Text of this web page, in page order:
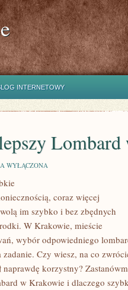
INTERNETOWY
WYŁĄCZONA
coraz więcej
im szybko i bez zbędnych
W Krakowie, mieście
wybór odpowiedniego
Czy wiesz, na co
korzystny?
w Krakowie i dlaczego